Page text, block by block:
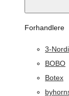
Forhandlere
3-
BOBO
Botex